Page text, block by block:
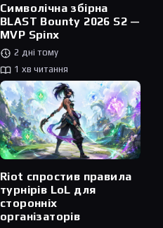
Символічна збірна
BLAST Bounty 2026 S2 —
MVP Spinx
2 дні тому
1 хв читання
Riot спростив правила
турнірів LoL для
сторонніх
організаторів